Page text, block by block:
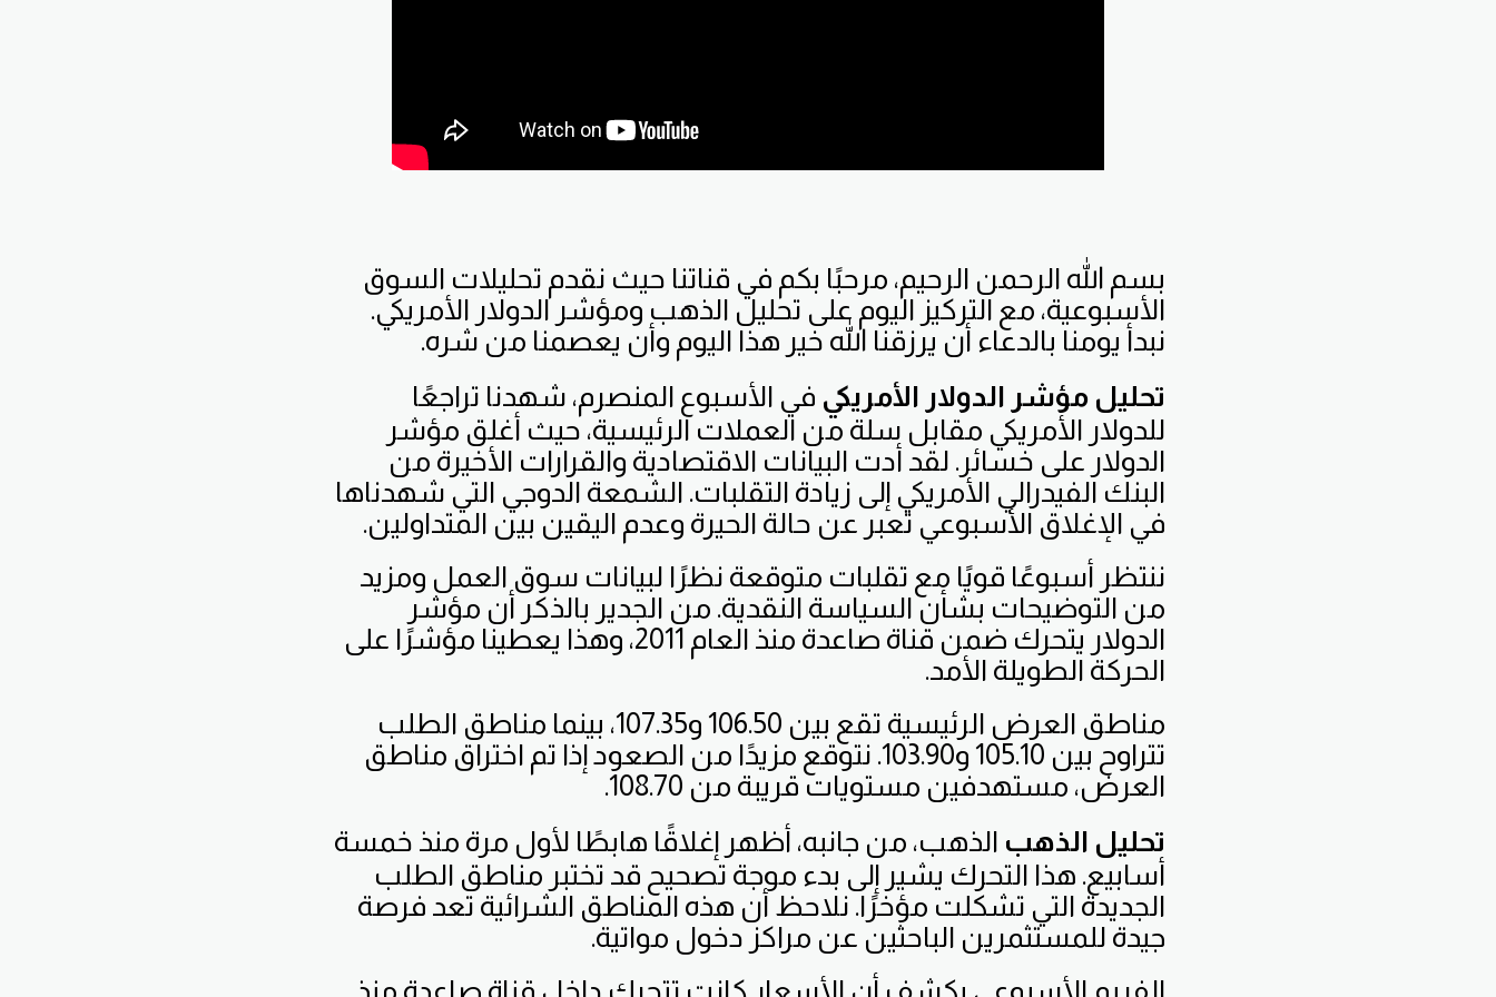
بسم الله الرحمن الرحيم، مرحبًا بكم في قناتنا حيث نقدم تحليلات السوق
الأسبوعية، مع التركيز اليوم على تحليل الذهب ومؤشر الدولار الأمريكي.
نبدأ يومنا بالدعاء أن يرزقنا الله خير هذا اليوم وأن يعصمنا من شره.
تحليل مؤشر الدولار الأمريكي في الأسبوع المنصرم، شهدنا تراجعًا
للدولار الأمريكي مقابل سلة من العملات الرئيسية، حيث أغلق مؤشر
الدولار على خسائر. لقد أدت البيانات الاقتصادية والقرارات الأخيرة من
البنك الفيدرالي الأمريكي إلى زيادة التقلبات. الشمعة الدوجي التي شهدناها
في الإغلاق الأسبوعي تعبر عن حالة الحيرة وعدم اليقين بين المتداولين.
ننتظر أسبوعًا قويًا مع تقلبات متوقعة نظرًا لبيانات سوق العمل ومزيد
من التوضيحات بشأن السياسة النقدية. من الجدير بالذكر أن مؤشر
الدولار يتحرك ضمن قناة صاعدة منذ العام 2011، وهذا يعطينا مؤشرًا على
الحركة الطويلة الأمد.
مناطق العرض الرئيسية تقع بين 106.50 و107.35، بينما مناطق الطلب
تتراوح بين 105.10 و103.90. نتوقع مزيدًا من الصعود إذا تم اختراق مناطق
العرض، مستهدفين مستويات قريبة من 108.70.
تحليل الذهب الذهب، من جانبه، أظهر إغلاقًا هابطًا لأول مرة منذ خمسة
أسابيع. هذا التحرك يشير إلى بدء موجة تصحيح قد تختبر مناطق الطلب
الجديدة التي تشكلت مؤخرًا. نلاحظ أن هذه المناطق الشرائية تعد فرصة
جيدة للمستثمرين الباحثين عن مراكز دخول مواتية.
الفريم الأسبوعي يكشف أن الأسعار كانت تتحرك داخل قناة صاعدة منذ